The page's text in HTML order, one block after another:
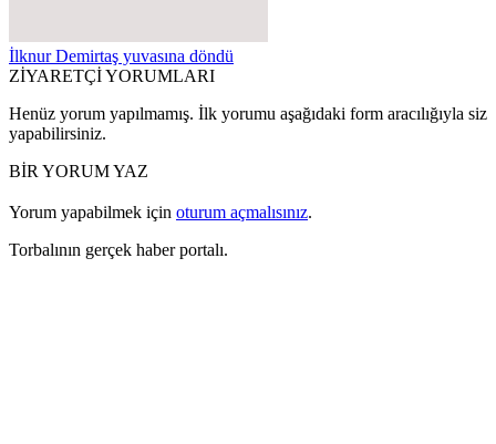
İlknur Demirtaş yuvasına döndü
ZİYARETÇİ YORUMLARI
Henüz yorum yapılmamış. İlk yorumu aşağıdaki form aracılığıyla siz
yapabilirsiniz.
BİR YORUM YAZ
Yorum yapabilmek için oturum açmalısınız.
Torbalının gerçek haber portalı.